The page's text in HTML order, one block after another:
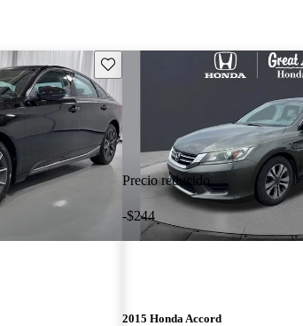
Guarda este Aviso
Precio reducido
-$244
2015 Honda Accord